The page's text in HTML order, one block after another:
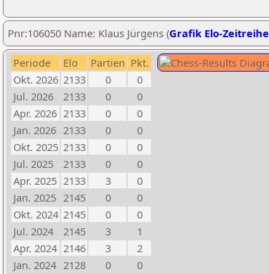
Pnr:106050 Name: Klaus Jürgens (Grafik Elo-Zeitreihe
Periode Elo Partien Pkt.
Okt. 2026 2133 0
0
Jul. 2026
2133 0
0
Apr. 2026 2133 0
0
Jan. 2026 2133 0
0
Okt. 2025 2133 0
0
Jul. 2025
2133 0
0
Apr. 2025 2133 3
0
Jan. 2025 2145 0
0
Okt. 2024 2145 0
0
Jul. 2024
2145 3
1
Apr. 2024 2146 3
2
Jan. 2024 2128 0
0